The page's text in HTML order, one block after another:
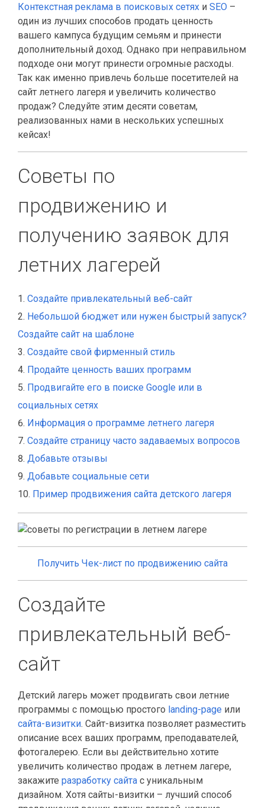
Контекстная реклама в поисковых сетях и SEO –
один из лучших способов продать ценность
вашего кампуса будущим семьям и принести
дополнительный доход. Однако при неправильном
подходе они могут принести огромные расходы.
Так как именно привлечь больше посетителей на
сайт летнего лагеря и увеличить количество
продаж? Следуйте этим десяти советам,
реализованных нами в нескольких успешных
кейсах!
Советы по
продвижению и
получению заявок для
летних лагерей
Создайте привлекательный веб-сайт
Небольшой бюджет или нужен быстрый запуск?
Создайте сайт на шаблоне
Создайте свой фирменный стиль
Продайте ценность ваших программ
Продвигайте его в поиске Google или в
социальных сетях
Информация о программе летнего лагеря
Создайте страницу часто задаваемых вопросов
Добавьте отзывы
Добавьте социальные сети
Пример продвижения сайта детского лагеря
Получить Чек-лист по продвижению сайта
Создайте
привлекательный веб-
сайт
Детский лагерь может продвигать свои летние
программы с помощью простого landing-page или
сайта-визитки. Сайт-визитка позволяет разместить
описание всех ваших программ, преподавателей,
фотогалерею. Если вы действительно хотите
увеличить количество продаж в летнем лагере,
закажите разработку сайта с уникальным
дизайном. Хотя сайты-визитки – лучший способ